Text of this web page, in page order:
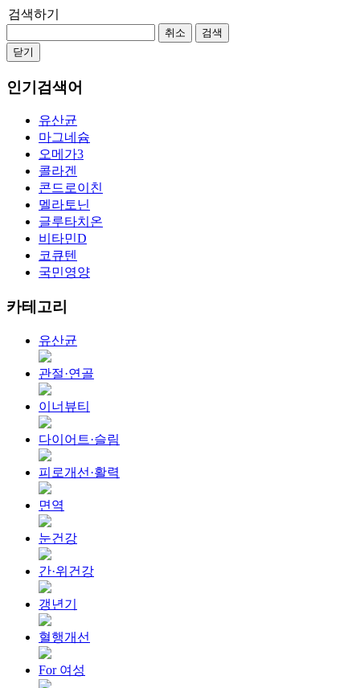
검색하기
취소
검색
닫기
인기검색어
유산균
마그네슘
오메가3
콜라겐
콘드로이친
멜라토닌
글루타치온
비타민D
코큐텐
국민영양
카테고리
유산균
관절·연골
이너뷰티
다이어트·슬림
피로개선·활력
면역
눈건강
간·위건강
갱년기
혈행개선
For 여성